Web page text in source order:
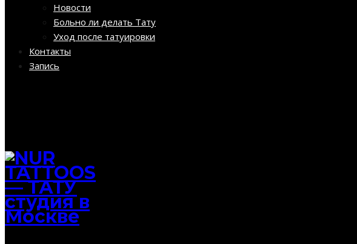
Новости
Больно ли делать Тату
Уход после татуировки
Контакты
Запись